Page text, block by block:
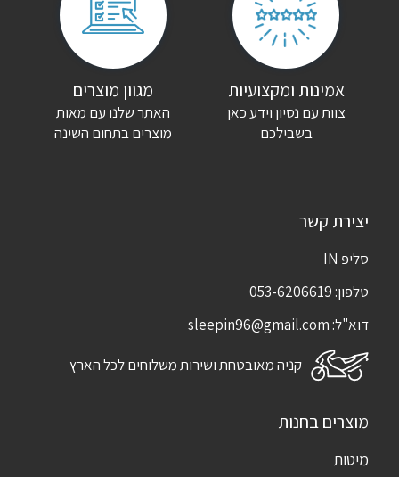
אמינות ומקצועיות
צוות עם נסיון וידע כאן
בשבילכם
מגוון מוצרים
האתר שלנו עם מאות
מוצרים בתחום השינה
יצירת קשר
סליפ IN
טלפון:053-6206619
דוא"ל:sleepin96@gmail.com
קניה מאובטחת ושירות משלוחים לכל הארץ
מוצרים בחנות
מיטות